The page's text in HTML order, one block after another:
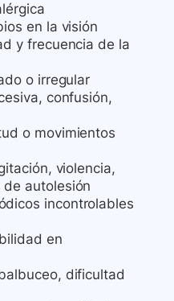
en la visión
y frecuencia de la
o irregular
confusión,
o movimientos
violencia,
autolesión
incontrolables
en
dificultad